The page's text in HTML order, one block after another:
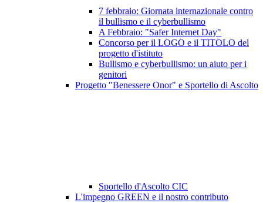
7 febbraio: Giornata internazionale contro
il bullismo e il cyberbullismo
A Febbraio: "Safer Internet Day"
Concorso per il LOGO e il TITOLO del
progetto d'istituto
Bullismo e cyberbullismo: un aiuto per i
genitori
Progetto "Benessere Onor" e Sportello di Ascolto
Sportello d'Ascolto CIC
L'impegno GREEN e il nostro contributo